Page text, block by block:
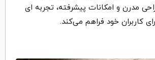
مدرن و امکانات پیشرفته، تجربه ‌ای
کاربران خود فراهم می‌کند‌.